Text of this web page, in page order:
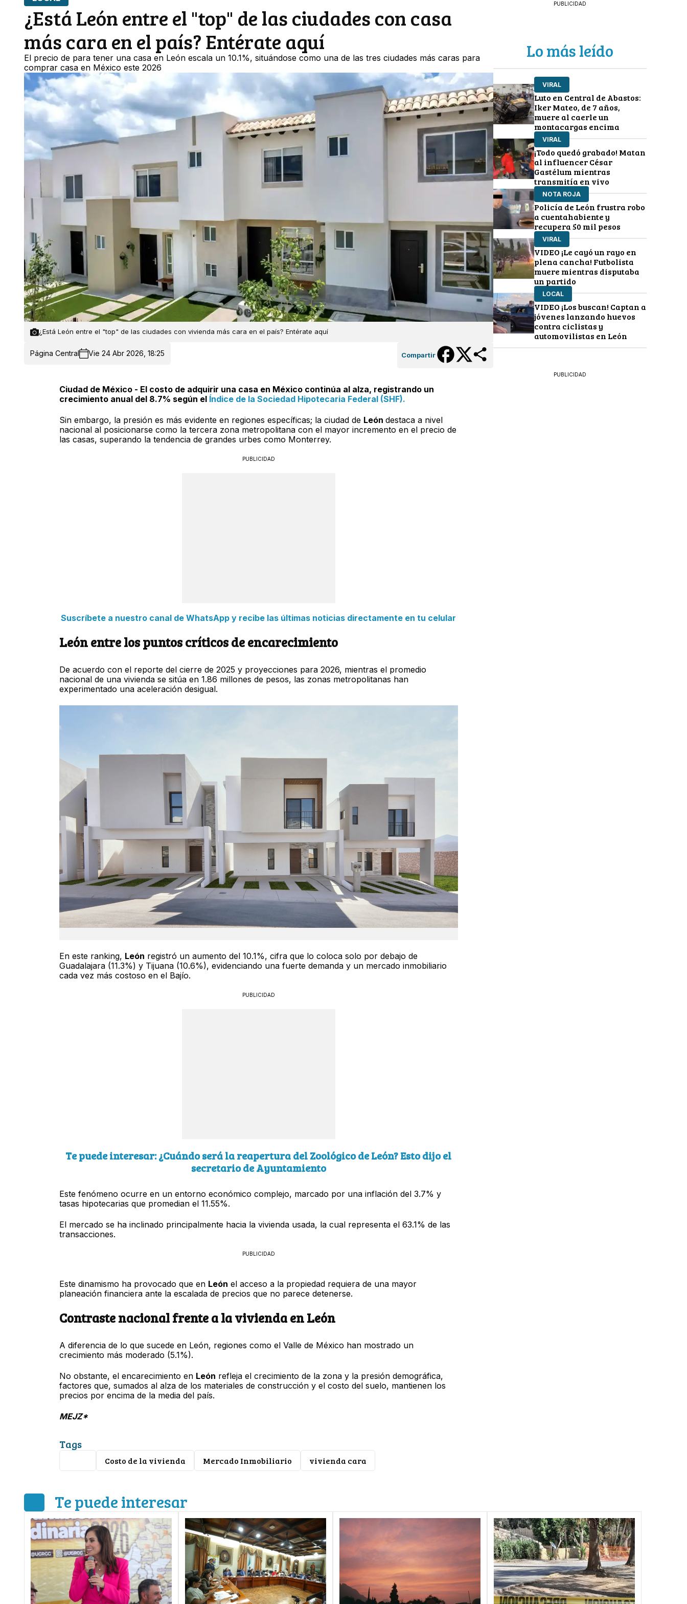
¿Está León entre el "top" de las ciudades con casa
más cara en el país? Entérate aquí
El precio de para tener una casa en León escala un 10.1%, situándose como una de las tres ciudades más caras para
comprar casa en México este 2026
¿Está León entre el "top" de las ciudades con vivienda más cara en el país? Entérate aquí
Página Central Vie 24 Abr 2026, 18:25 Compartir
Ciudad de México - El costo de adquirir una casa en México continúa al alza, registrando un
crecimiento anual del 8.7% según elÍndice de la Sociedad Hipotecaria Federal (SHF).
Sin embargo, la presión es más evidente en regiones específicas; la ciudad de León destaca a nivel
nacional al posicionarse como la tercera zona metropolitana con el mayor incremento en el precio de
las casas, superando la tendencia de grandes urbes como Monterrey.
PUBLICIDAD
Suscríbete a nuestro canal de WhatsApp y recibe las últimas noticias directamente en tu celular
León entre los puntos críticos de encarecimiento
De acuerdo con el reporte del cierre de 2025 y proyecciones para 2026, mientras el promedio
nacional de una vivienda se sitúa en 1.86 millones de pesos, las zonas metropolitanas han
experimentado una aceleración desigual.
En este ranking, León registró un aumento del 10.1%, cifra que lo coloca solo por debajo de
Guadalajara (11.3%) y Tijuana (10.6%), evidenciando una fuerte demanda y un mercado inmobiliario
cada vez más costoso en el Bajío.
PUBLICIDAD
Te puede interesar: ¿Cuándo será la reapertura del Zoológico de León? Esto dijo el
secretario de Ayuntamiento
Este fenómeno ocurre en un entorno económico complejo, marcado por una inflación del 3.7% y
tasas hipotecarias que promedian el 11.55%.
El mercado se ha inclinado principalmente hacia la vivienda usada, la cual representa el 63.1% de las
transacciones.
PUBLICIDAD
Este dinamismo ha provocado que en León el acceso a la propiedad requiera de una mayor
planeación financiera ante la escalada de precios que no parece detenerse.
Contraste nacional frente a la vivienda en León
A diferencia de lo que sucede en León, regiones como el Valle de México han mostrado un
crecimiento más moderado (5.1%).
No obstante, el encarecimiento en León refleja el crecimiento de la zona y la presión demográfica,
factores que, sumados al alza de los materiales de construcción y el costo del suelo, mantienen los
precios por encima de la media del país.
MEJZ*
Tags
Costo de la vivienda Mercado Inmobiliario vivienda cara
PUBLICIDAD
Lo más leído
VIRAL
Luto en Central de Abastos:
Iker Mateo, de 7 años,
muere al caerle un
montacargas encima
VIRAL
¡Todo quedó grabado! Matan
al influencer César
Gastélum mientras
transmitía en vivo
NOTA ROJA
Policía de León frustra robo
a cuentahabiente y
recupera 50 mil pesos
VIRAL
VIDEO ¡Le cayó un rayo en
plena cancha! Futbolista
muere mientras disputaba
un partido
LOCAL
VIDEO ¡Los buscan! Captan a
jóvenes lanzando huevos
contra ciclistas y
automovilistas en León
PUBLICIDAD
Te puede interesar